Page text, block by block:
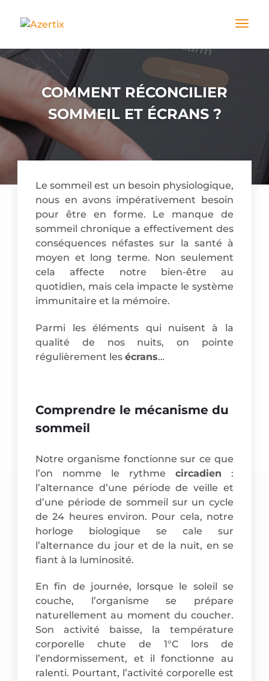
COMMENT RÉCONCILIER
SOMMEIL ET ÉCRANS ?
Le sommeil est un besoin physiologique,
nous en avons impérativement besoin
pour être en forme. Le manque de
sommeil chronique a effectivement des
conséquences néfastes sur la santé à
moyen et long terme. Non seulement
cela affecte notre bien-être au
quotidien, mais cela impacte le système
immunitaire et la mémoire.
Parmi les éléments qui nuisent à la
qualité de nos nuits, on pointe
régulièrement lesécrans…
Comprendre le mécanisme du
sommeil
Notre organisme fonctionne sur ce que
l’on nomme le rythme circadien :
l’alternance d’une période de veille et
d’une période de sommeil sur un cycle
de 24 heures environ. Pour cela, notre
horloge biologique se cale sur
l’alternance du jour et de la nuit, en se
fiant à la luminosité.
En fin de journée, lorsque le soleil se
couche, l’organisme se prépare
naturellement au moment du coucher.
Son activité baisse, la température
corporelle chute de 1°C lors de
l’endormissement, et il fonctionne au
ralenti. Pourtant, l’activité corporelle est